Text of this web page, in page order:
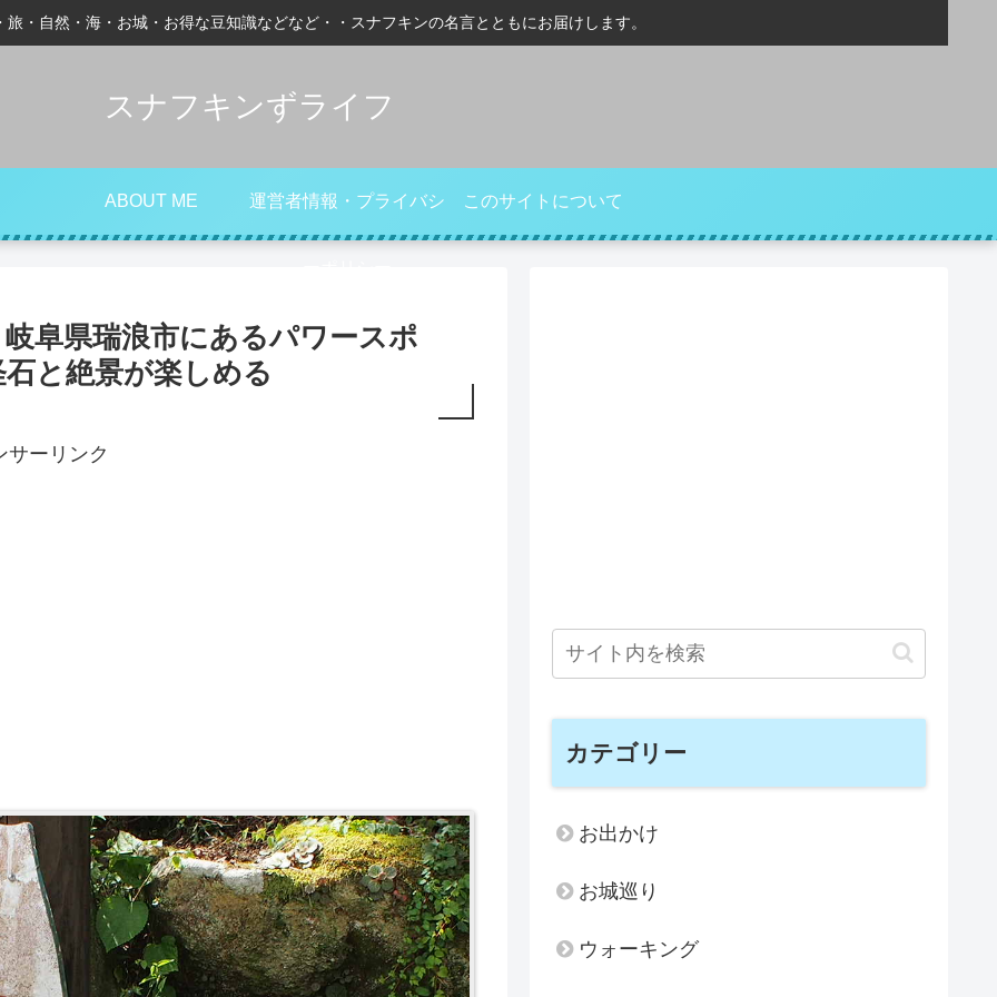
・自然・海・お城・お得な豆知識などなど・・スナフキンの名言とともにお届けします。
スナフキンずライフ
ABOUT ME 運営者情報・プライバシ このサイトについて
阜県瑞浪市にあるパワースポ
と絶景が楽しめる
サーリンク
カテゴリー
お出かけ
お城巡り
ウォーキング